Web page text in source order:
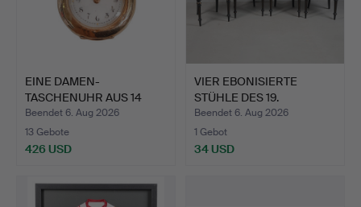
EINE DAMEN-
TASCHENUHR AUS 14
KARAT GOLD UN…
Beendet 6. Aug 2026
13 Gebote
426 USD
VIER EBONISIERTE
STÜHLE DES 19.
JAHRHUNDER…
Beendet 6. Aug 2026
1 Gebot
34 USD